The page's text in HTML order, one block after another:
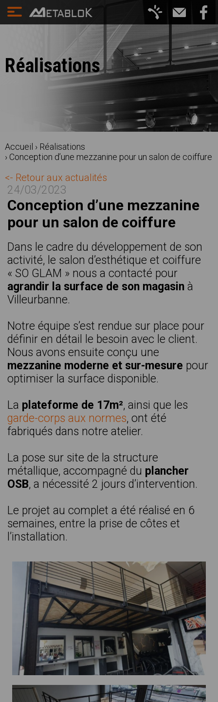
Réalisations
Accueil › Réalisations
› Conception d’une mezzanine pour un salon de coiffure
<- Retour aux actualités
24/03/2023
Conception d’une mezzanine
pour un salon de coiffure
Dans le cadre du développement de son
activité, le salon d’esthétique et coiffure
« SO GLAM » nous a contacté pour
agrandir la surface de son magasin à
Villeurbanne.
Notre équipe s’est rendue sur place pour
définir en détail le besoin avec le client.
Nous avons ensuite conçu une
mezzanine moderne et sur-mesure pour
optimiser la surface disponible.
La plateforme de 17m², ainsi que les
garde-corps aux normes, ont été
fabriqués dans notre atelier.
La pose sur site de la structure
métallique, accompagné du plancher
OSB, a nécessité 2 jours d’intervention.
Le projet au complet a été réalisé en 6
semaines, entre la prise de côtes et
l’installation.